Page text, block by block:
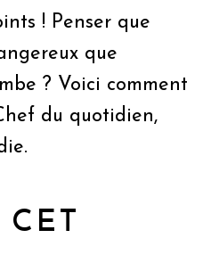
! Penser que
que
? Voici comment
du quotidien,